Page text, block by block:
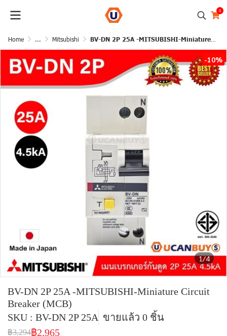
0
Home ... Mitsubishi BV-DN 2P 25A -MITSUBISHI-Miniature Circuit Breaker (MCB)
1/4
-10%
BV-DN 2P 25A -MITSUBISHI-Miniature Circuit
Breaker (MCB)
SKU : BV-DN 2P 25A ขายแล้ว 0 ชิ้น
฿3,294฿2,965